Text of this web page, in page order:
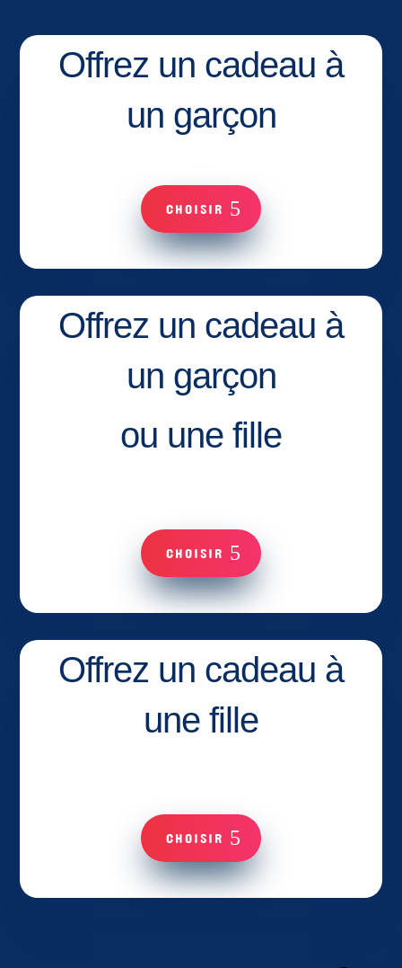
Offrez un cadeau à
un garçon
CHOISIR
Offrez un cadeau à
un garçon
ou une fille
CHOISIR
Offrez un cadeau à
une fille
CHOISIR